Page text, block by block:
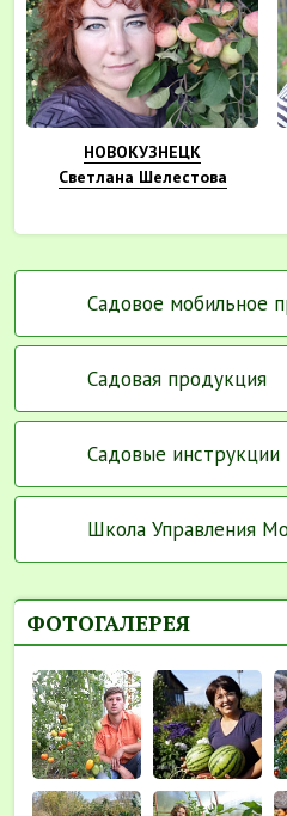
НОВОКУЗНЕЦК
Светлана Шелестова
Садовое мобильное
Садовая продукция
Садовые
Школа Управления
ФОТОГАЛЕРЕЯ